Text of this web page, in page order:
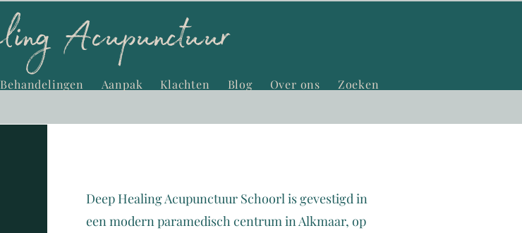
Behandelingen Aanpak Klachten Blog Over ons Zoeken
Deep Healing Acupunctuur Schoorl is gevestigd in
een modern paramedisch centrum in Alkmaar, op